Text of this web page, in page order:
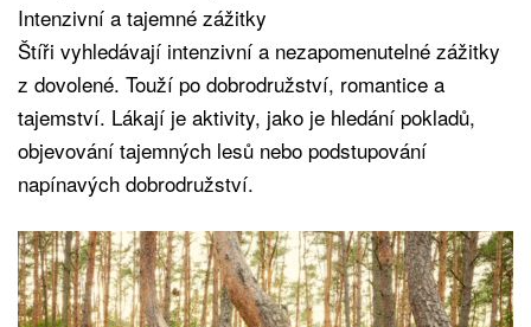
Intenzivní a tajemné zážitky
Štíři vyhledávají intenzivní a nezapomenutelné zážitky
z dovolené. Touží po dobrodružství, romantice a
tajemství. Lákají je aktivity, jako je hledání pokladů,
objevování tajemných lesů nebo podstupování
napínavých dobrodružství.